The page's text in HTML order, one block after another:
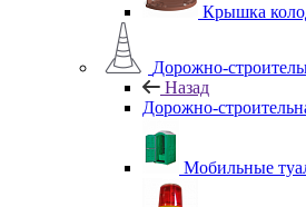
Крышка
Дорожно-
Назад
Дорожно-
Мобильные